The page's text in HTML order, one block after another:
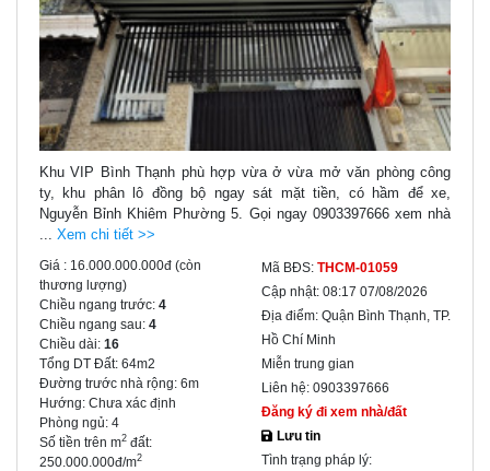
Khu VIP Bình Thạnh phù hợp vừa ở vừa mở văn phòng công
ty, khu phân lô đồng bộ ngay sát mặt tiền, có hầm để xe,
Nguyễn Bỉnh Khiêm Phường 5. Gọi ngay 0903397666 xem nhà
Xem chi tiết >>
Giá : 16.000.000.000đ (còn
thương lượng)
Chiều ngang trước: 4
Chiều ngang sau: 4
Chiều dài: 16
Tổng DT Đất: 64m2
Đường trước nhà rộng: 6m
Hướng: Chưa xác định
Phòng ngủ: 4
Số tiền trên m2 đất:
250.000.000đ/m2
Mã BĐS: THCM-01059
Cập nhật: 08:17 07/08/2026
Địa điểm: Quận Bình Thạnh, TP.
Hồ Chí Minh
Miễn trung gian
Liên hệ: 0903397666
Đăng ký đi xem nhà/đất
Lưu tin
Tình trạng pháp lý: